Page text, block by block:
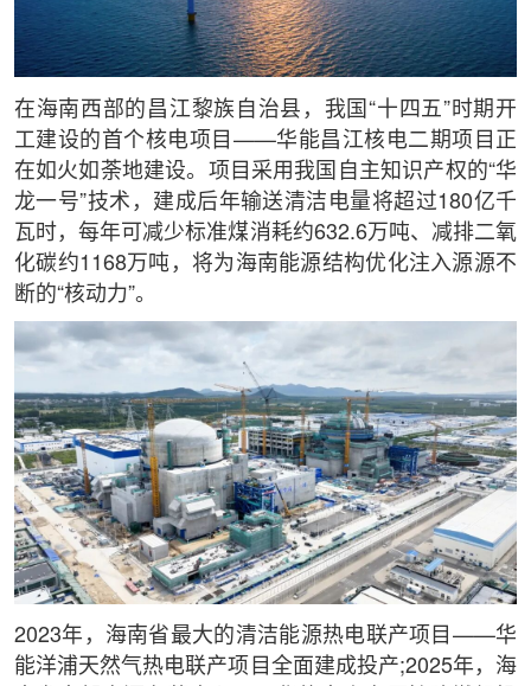
在海南西部的昌江黎族自治县，我国“十四五”时期开
工建设的首个核电项目——华能昌江核电二期项目正
在如火如荼地建设。项目采用我国自主知识产权的“华
龙一号”技术，建成后年输送清洁电量将超过180亿千
瓦时，每年可减少标准煤消耗约632.6万吨、减排二氧
化碳约1168万吨，将为海南能源结构优化注入源源不
断的“核动力”。
2023年，海南省最大的清洁能源热电联产项目——华
能洋浦天然气热电联产项目全面建成投产;2025年，海